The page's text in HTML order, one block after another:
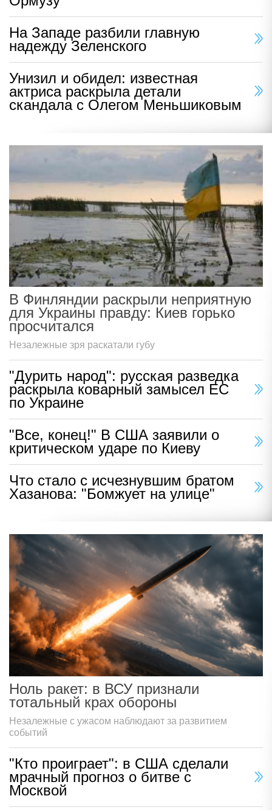
На Западе разбили главную
надежду Зеленского
Унизил и обидел: известная
актриса раскрыла детали
скандала с Олегом Меньшиковым
В Финляндии раскрыли неприятную
для Украины правду: Киев горько
просчитался
Незалежные зря раскатали губу
"Дурить народ": русская разведка
раскрыла коварный замысел ЕС
по Украине
"Все, конец!" В США заявили о
критическом ударе по Киеву
Что стало с исчезнувшим братом
Хазанова: "Бомжует на улице"
Ноль ракет: в ВСУ признали
тотальный крах обороны
Незалежные с ужасом наблюдают за развитием
событий
"Кто проиграет": в США сделали
мрачный прогноз о битве с
Москвой